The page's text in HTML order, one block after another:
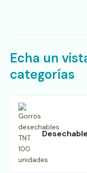
Echa un
categorías